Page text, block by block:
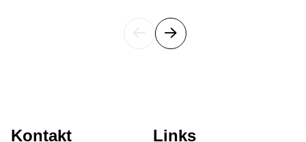
Wurzeln im Norden, Wirkung in Europa –
gemeinsam Zukunft möglich machen
Eigenregie
Kontakt Links